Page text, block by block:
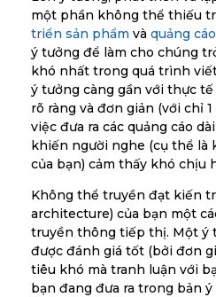
một phần không thể thiếu
triển sản phẩm và quảng
ý tưởng để làm cho chúng
khó nhất trong quá trình
ý tưởng càng gần với thực
rõ ràng và đơn giản (với chỉ
việc đưa ra các quảng cáo
khiến người nghe (cụ thể là
của bạn) cảm thấy khó chịu
Không thể truyền đạt kiến
architecture) của bạn một
truyền thông tiếp thị. Một ý
được đánh giá tốt (bởi đơn
tiêu khó mà tranh luận với
bạn đang đưa ra trong bản